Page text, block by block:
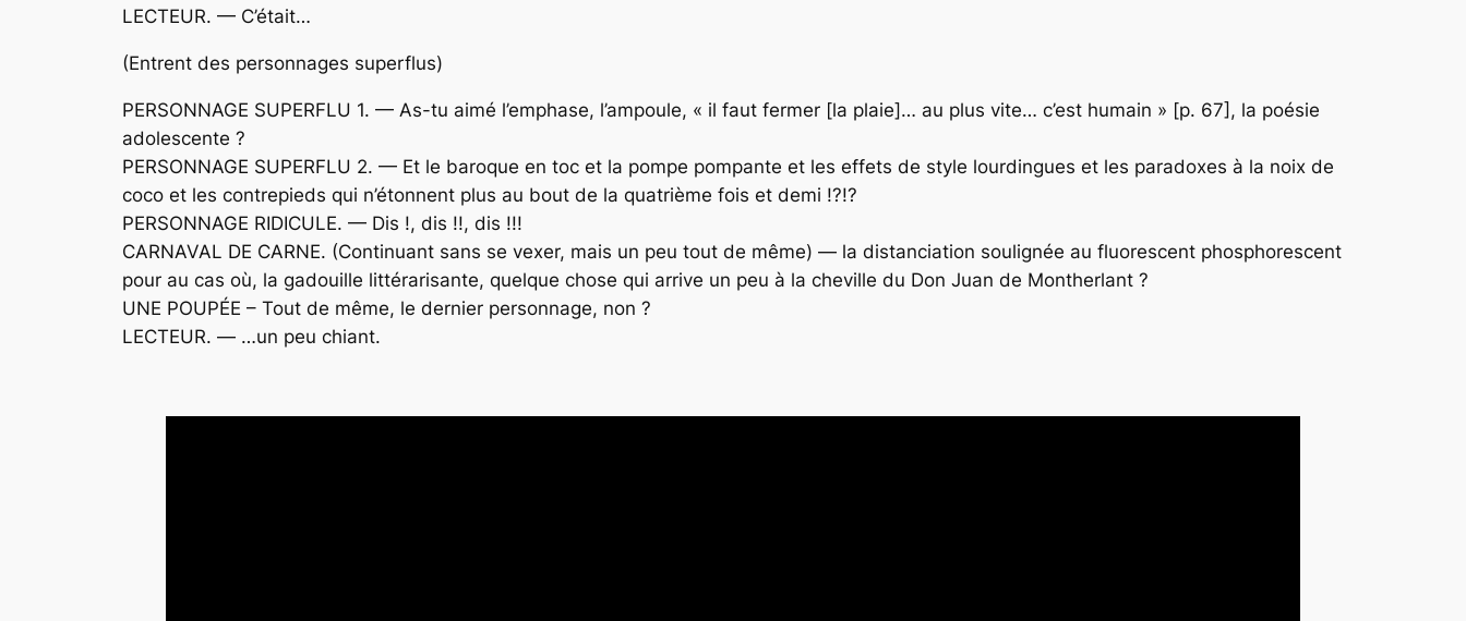
LECTEUR. — C’était…
(Entrent des personnages superflus)
PERSONNAGE SUPERFLU 1. — As-tu aimé l’emphase, l’ampoule, « il faut fermer [la plaie]… au plus vite… c’est humain » [p. 67], la poésie
adolescente ?
PERSONNAGE SUPERFLU 2. — Et le baroque en toc et la pompe pompante et les effets de style lourdingues et les paradoxes à la noix de
coco et les contrepieds qui n’étonnent plus au bout de la quatrième fois et demi !?!?
PERSONNAGE RIDICULE. — Dis !, dis !!, dis !!!
CARNAVAL DE CARNE. (Continuant sans se vexer, mais un peu tout de même) — la distanciation soulignée au fluorescent phosphorescent
pour au cas où, la gadouille littérarisante, quelque chose qui arrive un peu à la cheville du Don Juan de Montherlant ?
UNE POUPÉE – Tout de même, le dernier personnage, non ?
LECTEUR. — …un peu chiant.